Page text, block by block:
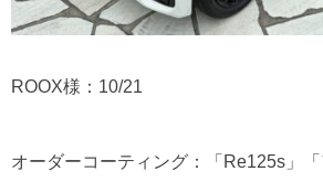
ROOX様：10/21
オーダーコーティング：「Re125s」